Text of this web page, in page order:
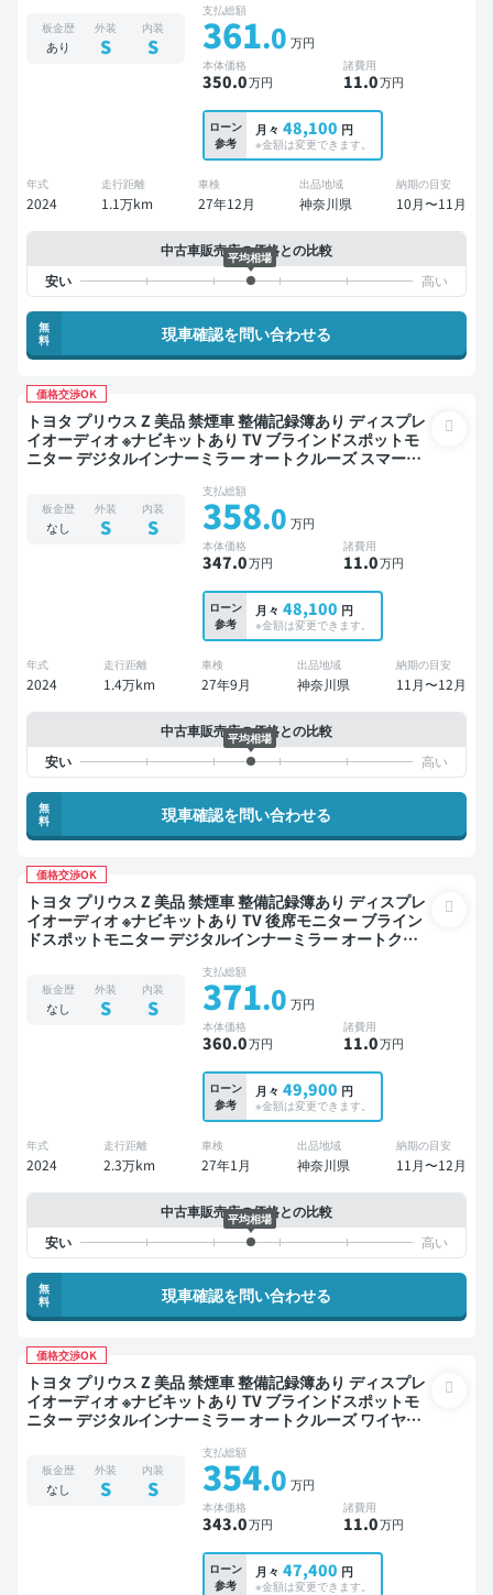
板金歴
あり
外装
S
内装
S
支払総額
361.0 万円
本体価格
350.0万円
諸費用
11.0万円
ローン
参考
月々 48,100 円
※金額は変更できます。
年式
2024
走行距離
1.1万km
車検
27年12月
出品地域
神奈川県
納期の目安
10月〜11月
中古車販売店の価格との比較
平均相場
無
料
現車確認を問い合わせる
価格交渉OK
トヨタ プリウス Z 美品 禁煙車 整備記録簿あり ディスプレ
イオーディオ ※ナビキットあり TV ブラインドスポットモ
ニター デジタルインナーミラー オートクルーズ スマート
ライブレコーダー 衝突軽減
板金歴
なし
外装
S
内装
S
支払総額
358.0 万円
本体価格
347.0万円
諸費用
11.0万円
ローン
参考
月々 48,100 円
※金額は変更できます。
年式
2024
走行距離
1.4万km
車検
27年9月
出品地域
神奈川県
納期の目安
11月〜12月
中古車販売店の価格との比較
平均相場
無
料
現車確認を問い合わせる
価格交渉OK
トヨタ プリウス Z 美品 禁煙車 整備記録簿あり ディスプレ
イオーディオ ※ナビキットあり TV 後席モニター ブライン
ドスポットモニター デジタルインナーミラー オートクル
方位カメラ ドライブレコーダー フルエアロ 衝突軽減
板金歴
なし
外装
S
内装
S
支払総額
371.0 万円
本体価格
360.0万円
諸費用
11.0万円
ローン
参考
月々 49,900 円
※金額は変更できます。
年式
2024
走行距離
2.3万km
車検
27年1月
出品地域
神奈川県
納期の目安
11月〜12月
中古車販売店の価格との比較
平均相場
無
料
現車確認を問い合わせる
価格交渉OK
トヨタ プリウス Z 美品 禁煙車 整備記録簿あり ディスプレ
イオーディオ ※ナビキットあり TV ブラインドスポットモ
ニター デジタルインナーミラー オートクルーズ ワイヤレ
ドライブレコーダー 衝突軽減
板金歴
なし
外装
S
内装
S
支払総額
354.0 万円
本体価格
343.0万円
諸費用
11.0万円
ローン
参考
月々 47,400 円
※金額は変更できます。